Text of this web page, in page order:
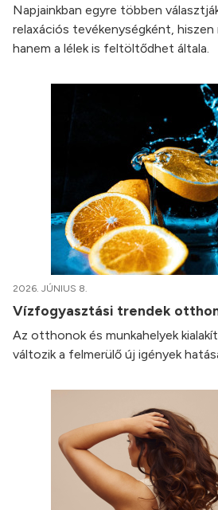
Napjainkban egyre többen
relaxációs tevékenységként,
hanem a lélek is feltöltődhet általa.
2026. JÚNIUS 8.
Vízfogyasztási trendek
Az otthonok és munkahelyek
változik a felmerülő új igények